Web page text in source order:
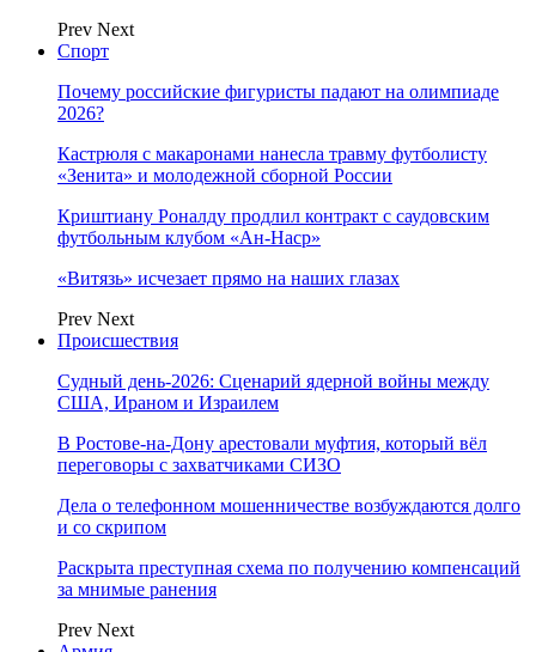
Prev Next
Спорт
Почему российские фигуристы падают на олимпиаде
2026?
Кастрюля с макаронами нанесла травму футболисту
«Зенита» и молодежной сборной России
Криштиану Роналду продлил контракт с саудовским
футбольным клубом «Ан-Наср»
«Витязь» исчезает прямо на наших глазах
Prev Next
Происшествия
Судный день-2026: Сценарий ядерной войны между
США, Ираном и Израилем
В Ростове-на-Дону арестовали муфтия, который вёл
переговоры с захватчиками СИЗО
Дела о телефонном мошенничестве возбуждаются долго
и со скрипом
Раскрыта преступная схема по получению компенсаций
за мнимые ранения
Prev Next